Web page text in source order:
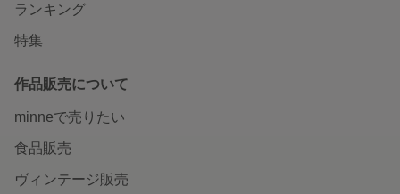
ランキング
特集
作品販売について
minneで売りたい
食品販売
ヴィンテージ販売